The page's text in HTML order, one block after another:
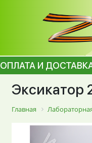
ОПЛАТА И
Эксикатор
Главная